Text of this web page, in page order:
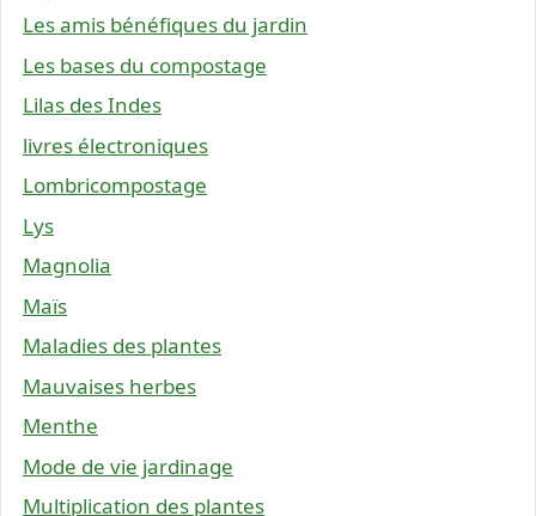
Les amis bénéfiques du jardin
Les bases du compostage
Lilas des Indes
livres électroniques
Lombricompostage
Lys
Magnolia
Maïs
Maladies des plantes
Mauvaises herbes
Menthe
Mode de vie jardinage
Multiplication des plantes